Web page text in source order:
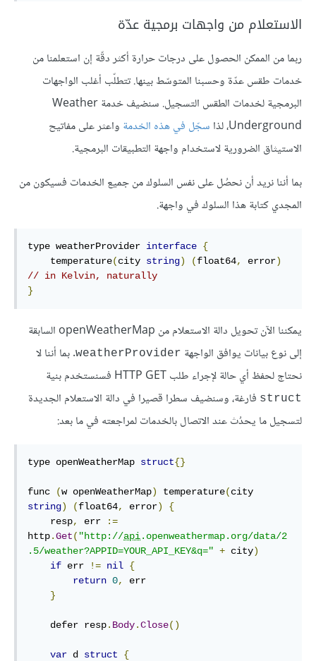
الاستعلام من واجهات برمجية عدّة
ربما من الممكن الحصول على درجات حرارة أكثر دقّة إن استعلمنا من
خدمات طقس عدّة وحسبنا المتوسّط بينها. تتطلّب أغلب الواجهات
البرمجية لخدمات الطقس التسجيل. سنضيف خدمة Weather
Underground، لذا
سجّل في هذه الخدمة واعثر على مفاتيح
الاستيثاق الضرورية لاستخدام واجهة التطبيقات البرمجية.
بما أننا نريد أن نحصُل على نفس السلوك من جميع الخدمات فسيكون من
المجدي كتابة هذا السلوك في واجهة.
type weatherProvider interface {
    temperature
(city string) (float64, error)
// in Kelvin, naturally
}
يمكننا الآن تحويل دالة الاستعلام من openWeatherMap السابقة
إلى نوع بيانات يوافق الواجهة weatherProvider. بما أننا لا
نحتاج لحفظ أي حالة لإجراء طلب HTTP GET فسنستخدم بنية
struct فارغة، وسنضيف سطرا قصيرا في دالة الاستعلام الجديدة
لتسجيل ما يحدُث عند الاتصال بالخدمات لمراجعته في ما بعد:
type openWeatherMap struct{}
func (w openWeatherMap) temperature(
string) (float64, error)
{
    resp
, err
:=
http.Get( "http://api.openweathermap.org/data/2
.5/weather?APPID=YOUR_API_KEY&q=" + city)
if err != nil {
return 0,
err
}
defer resp. Body.Close()
var d struct
{